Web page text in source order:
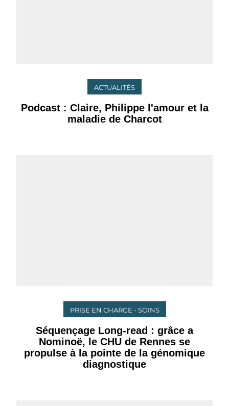
ACTUALITÉS
Podcast : Claire, Philippe l'amour et la
maladie de Charcot
PRISE EN CHARGE - SOINS
Séquençage Long-read : grâce a
Nominoë, le CHU de Rennes se
propulse à la pointe de la génomique
diagnostique